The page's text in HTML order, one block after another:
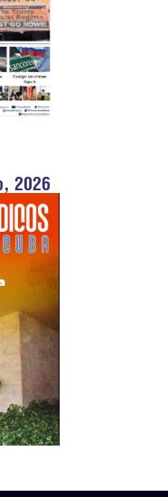
2026